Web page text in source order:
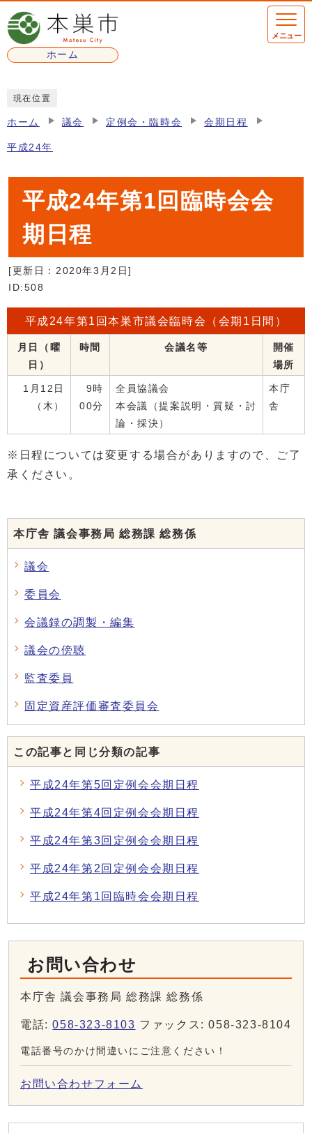
ページの先頭です
ホーム
メニュー
現在位置
ホーム 議会 定例会・臨時会 会期日程
平成24年
平成24年第1回臨時会会
期日程
[更新日： 2020年3月2日]
ID:508
平成24年第1回本巣市議会臨時会（会期1日間）
月日（曜
日）
時間 会議名等
開催
場所
1月12日
（木）
9時
00分
全員協議会
本会議（提案説明・質疑・討
論・採決）
本庁
舎
※日程については変更する場合がありますので、ご了
承ください。
本庁舎 議会事務局 総務課 総務係
議会
委員会
会議録の調製・編集
議会の傍聴
監査委員
固定資産評価審査委員会
この記事と同じ分類の記事
平成24年第5回定例会会期日程
平成24年第4回定例会会期日程
平成24年第3回定例会会期日程
平成24年第2回定例会会期日程
平成24年第1回臨時会会期日程
お問い合わせ
本庁舎 議会事務局 総務課 総務係
電話:058-323-8103 ファックス: 058-323-8104
電話番号のかけ間違いにご注意ください！
お問い合わせフォーム